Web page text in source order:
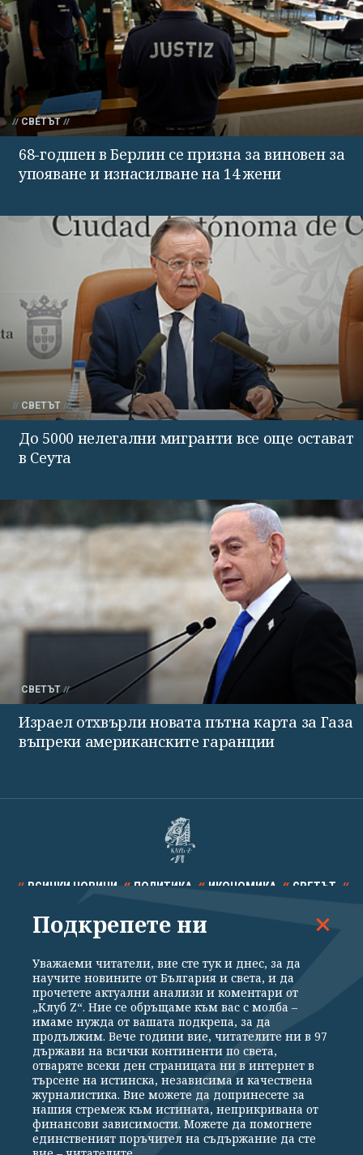
СВЕТЪТ
68-годшен в Берлин се призна за виновен за
упояване и изнасилване на 14 жени
СВЕТЪТ
До 5000 нелегални мигранти все още остават
в Сеута
СВЕТЪТ
Израел отхвърли новата пътна карта за Газа
въпреки американските гаранции
ВСИЧКИ НОВИНИ ПОЛИТИКА ИКОНОМИКА СВЕТЪТ
СПОРТ КУЛТУРА ТЕХНОЛОГИИ КАЛЕЙДОСКОП
Общи условия
Политика за поверителност
Реклама
Партньори Контакти
За Клуб Z
Екип
Подкрепете ни
Издател на www.clubz.bg е „Клуб Зебра Медия“ ЕООД, София, ул. "Алеко
Подкрепете ни
Уважаеми читатели, вие сте тук и днес, за да
научите новините от България и света, и да
прочетете актуални анализи и коментари от
„Клуб Z“. Ние се обръщаме към вас с молба –
имаме нужда от вашата подкрепа, за да
продължим. Вече години вие, читателите ни в 97
държави на всички континенти по света,
отваряте всеки ден страницата ни в интернет в
търсене на истинска, независима и качествена
журналистика. Вие можете да допринесете за
нашия стремеж към истината, неприкривана от
финансови зависимости. Можете да помогнете
единственият поръчител на съдържание да сте